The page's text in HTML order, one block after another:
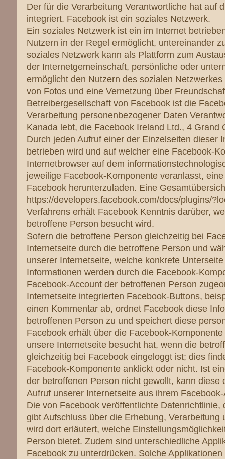
Der für die Verarbeitung Verantwortliche hat auf
integriert. Facebook ist ein soziales Netzwerk.
Ein soziales Netzwerk ist ein im Internet
Nutzern in der Regel ermöglicht, untereinander
soziales Netzwerk kann als Plattform zum
der Internetgemeinschaft, persönliche oder
ermöglicht den Nutzern des sozialen
von Fotos und eine Vernetzung über
Betreibergesellschaft von Facebook ist die
Verarbeitung personenbezogener Daten
Kanada lebt, die Facebook Ireland Ltd., 4
Durch jeden Aufruf einer der Einzelseiten dieser
betrieben wird und auf welcher eine Facebook-
Internetbrowser auf dem
jeweilige Facebook-Komponente veranlasst,
Facebook herunterzuladen. Eine
https://developers.facebook.com/docs/plugins/
Verfahrens erhält Facebook Kenntnis darüber,
betroffene Person besucht wird.
Sofern die betroffene Person gleichzeitig bei
Internetseite durch die betroffene Person und
unserer Internetseite, welche konkrete
Informationen werden durch die Facebook-
Facebook-Account der betroffenen Person
Internetseite integrierten Facebook-Buttons,
einen Kommentar ab, ordnet Facebook diese
betroffenen Person zu und speichert diese
Facebook erhält über die Facebook-
unsere Internetseite besucht hat, wenn die
gleichzeitig bei Facebook eingeloggt ist; dies
Facebook-Komponente anklickt oder nicht. Ist
der betroffenen Person nicht gewollt, kann
Aufruf unserer Internetseite aus ihrem
Die von Facebook veröffentlichte
gibt Aufschluss über die Erhebung,
wird dort erläutert, welche
Person bietet. Zudem sind unterschiedliche
Facebook zu unterdrücken. Solche